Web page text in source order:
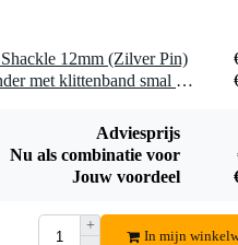
12mm (Zilver Pin)
1 x Innox Snap 27 kabelbinder met klittenband smal zwart (10 stuks)
Adviesprijs
Nu als combinatie voor
Jouw voordeel
+
In mijn